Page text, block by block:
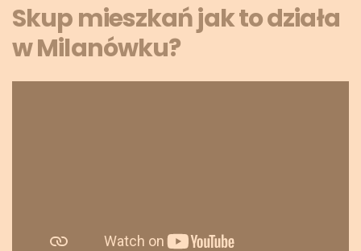
Skup mieszkań jak to działa
w Milanówku?